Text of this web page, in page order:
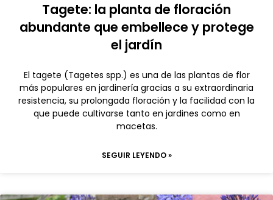
Tagete: la planta de floración
abundante que embellece y protege
el jardín
El tagete (Tagetes spp.) es una de las plantas de flor
más populares en jardinería gracias a su extraordinaria
resistencia, su prolongada floración y la facilidad con la
que puede cultivarse tanto en jardines como en
macetas.
SEGUIR LEYENDO »